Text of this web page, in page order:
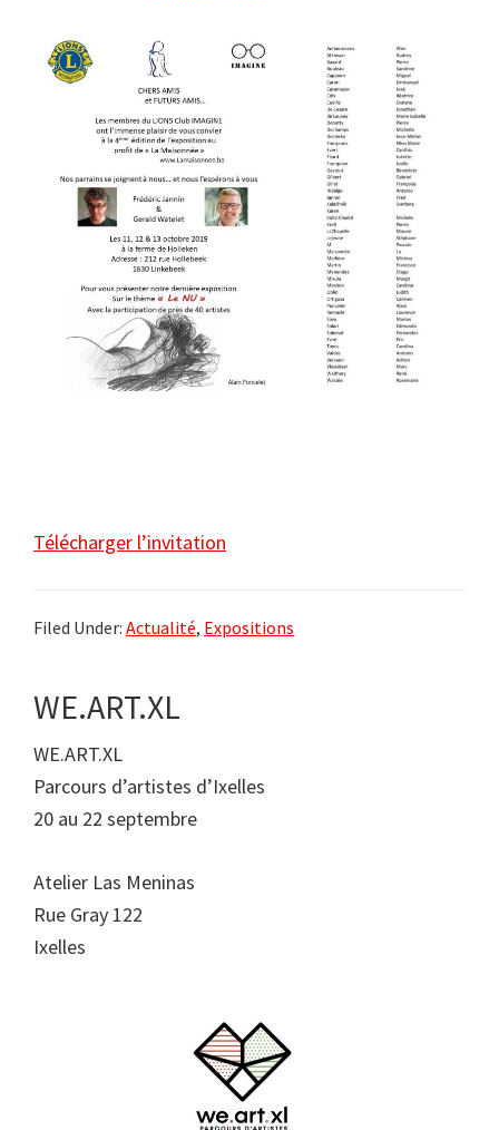
Télécharger l’invitation
Filed Under: Actualité, Expositions
WE.ART.XL
WE.ART.XL
Parcours d’artistes d’Ixelles
20 au 22 septembre
Atelier Las Meninas
Rue Gray 122
Ixelles